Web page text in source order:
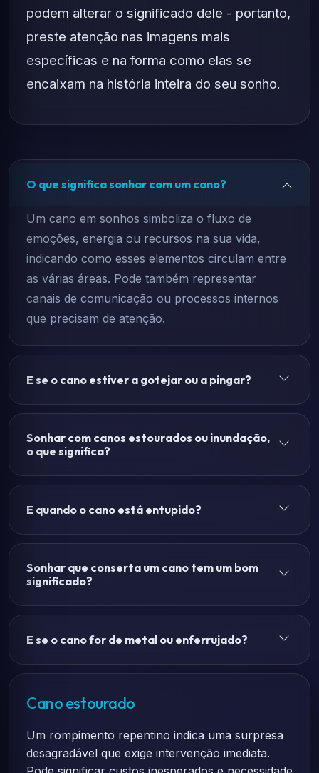
podem alterar o significado dele - portanto,
preste atenção nas imagens mais
específicas e na forma como elas se
encaixam na história inteira do seu sonho.
O que significa sonhar com um cano?
Um cano em sonhos simboliza o fluxo de
emoções, energia ou recursos na sua vida,
indicando como esses elementos circulam entre
as várias áreas. Pode também representar
canais de comunicação ou processos internos
que precisam de atenção.
E se o cano estiver a gotejar ou a pingar?
Sonhar com canos estourados ou inundação,
o que significa?
E quando o cano está entupido?
Sonhar que conserta um cano tem um bom
significado?
E se o cano for de metal ou enferrujado?
Cano estourado
Um rompimento repentino indica uma surpresa
desagradável que exige intervenção imediata.